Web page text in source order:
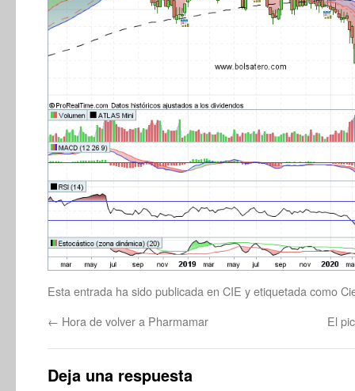
Esta entrada ha sido publicada en CIE y etiquetada como
← Hora de volver a Pharmamar El
Deja una respuesta